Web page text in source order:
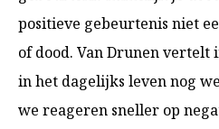
positieve gebeurtenis niet
of dood. Van Drunen
in het dagelijks leven nog
we reageren sneller op